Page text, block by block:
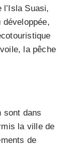
Suasi,
la pêche
sont dans
la ville de
de